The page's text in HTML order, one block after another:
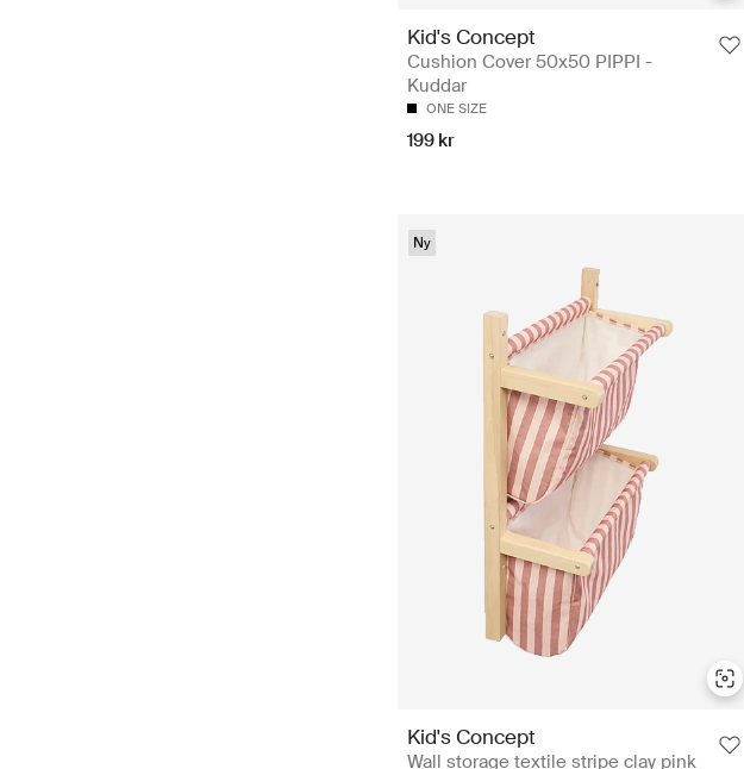
Kid's Concept
Cushion Cover 50x50 PIPPI -
Kuddar
ONE SIZE
199 kr
Ny
Kid's Concept
Wall storage textile stripe clay pink